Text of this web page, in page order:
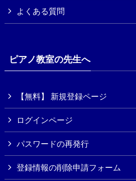
よくある質問
ピアノ教室の先生へ
【無料】 新規登録ページ
ログインページ
パスワードの再発行
登録情報の削除申請フォーム